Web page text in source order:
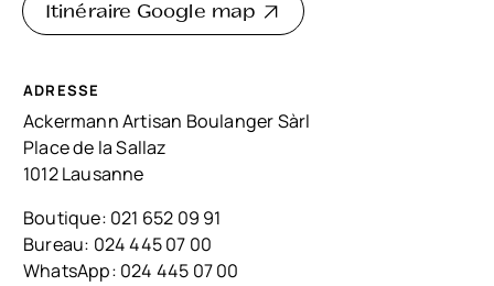
Itinéraire Google map
ADRESSE
Ackermann Artisan Boulanger Sàrl
Place de la Sallaz
1012 Lausanne
Boutique: 021 652 09 91
Bureau: 024 445 07 00
WhatsApp: 024 445 07 00